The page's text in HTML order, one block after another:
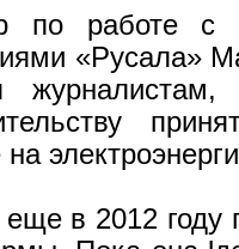
по работе с
«Русала»
журналистам,
в 2012 году